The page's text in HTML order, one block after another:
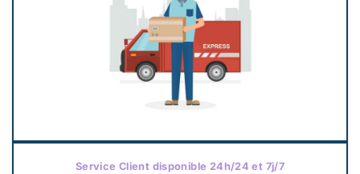
Service Client disponible 24h/24 et 7j/7